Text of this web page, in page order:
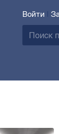
Войти |